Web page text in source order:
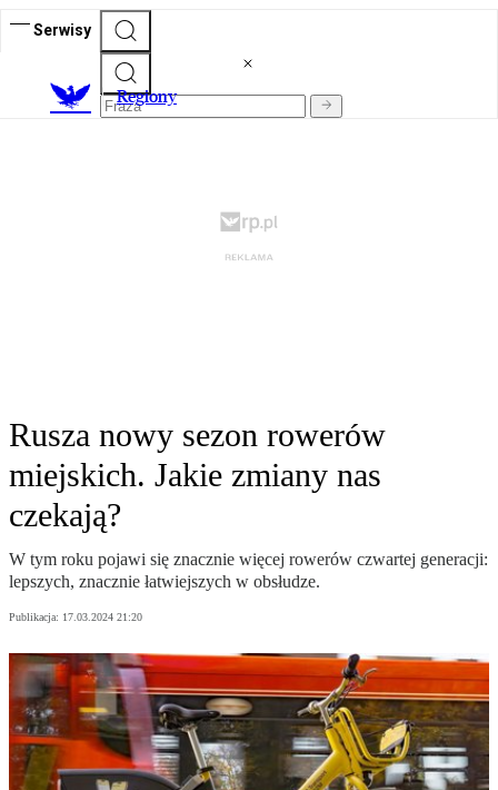
Serwisy
Regiony
Rusza nowy sezon rowerów
miejskich. Jakie zmiany nas
czekają?
W tym roku pojawi się znacznie więcej rowerów czwartej generacji:
lepszych, znacznie łatwiejszych w obsłudze.
Publikacja: 17.03.2024 21:20